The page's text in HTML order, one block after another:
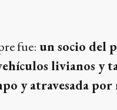
fue: un socio del
livianos y
y atravesada